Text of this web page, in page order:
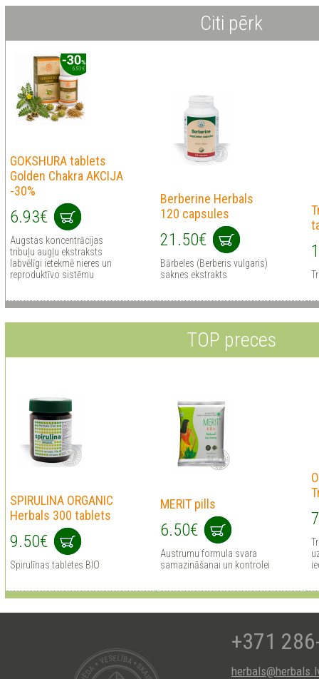
Citi pērk
GOKSHURA tablets
Golden Chakra AKCIJA
-30%
6.93€
Augstas koncentrācijas
tribuļu augļu ekstraksts
labvēlīgi ietekmē nieres un
reproduktīvo sistēmu
Berberine Herbals
120 capsules
21.50€
Bārbeles (Berberis vulgaris)
saknes ekstrakts
TOP preces
SPIRULINA ORGANIC
Herbals 300 tablets
9.50€
Spirulīnas tabletes BIO
MERIT pills
6.50€
Austrumu formula svara
samazināšanai un kontrolei
+371